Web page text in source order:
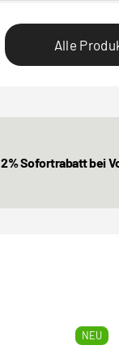
Alle
2% Sofortrabatt bei
NEU